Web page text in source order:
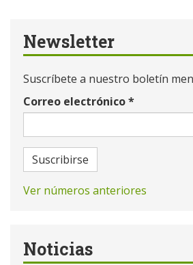
Newsletter
Suscríbete a nuestro boletín
Correo electrónico*
Suscribirse
Ver números anteriores
Noticias